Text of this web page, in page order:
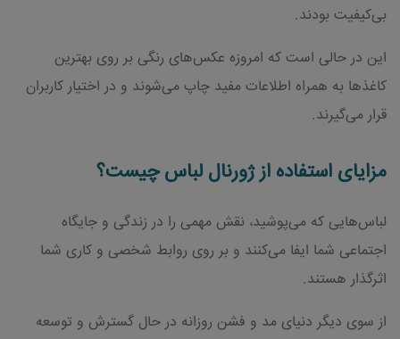
بی‌کیفیت بودند.
این در حالی است که امروزه عکس‌های رنگی بر روی بهترین
کاغذها به همراه اطلاعات مفید چاپ می‌شوند و در اختیار کاربران
قرار می‌گیرند.
مزایای استفاده از ژورنال لباس چیست؟
لباس‌هایی که می‌پوشید، نقش مهمی را در زندگی و جایگاه
اجتماعی شما ایفا می‌کنند و بر روی روابط شخصی و کاری شما
اثرگذار هستند.
از سوی دیگر دنیای مد و فشن روزانه در حال گسترش و توسعه